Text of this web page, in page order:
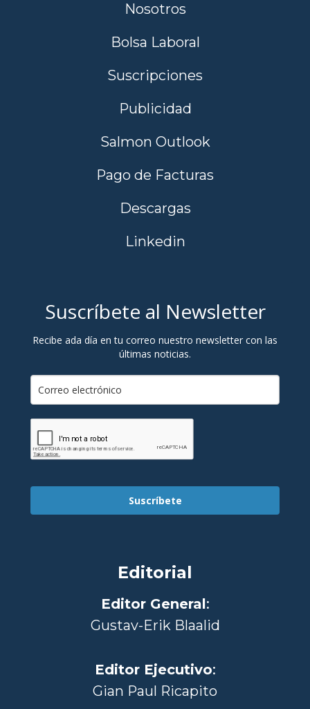
Nosotros
Bolsa Laboral
Suscripciones
Publicidad
Salmon Outlook
Pago de Facturas
Descargas
Linkedin
Suscríbete al Newsletter
Recibe ada día en tu correo nuestro newsletter con las
últimas noticias.
Suscríbete
Editorial
Editor General:
Gustav-Erik Blaalid
Editor Ejecutivo:
Gian Paul Ricapito